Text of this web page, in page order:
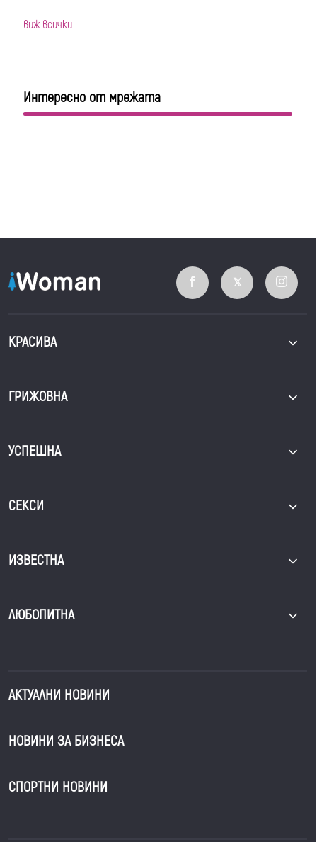
виж всички
Интересно от мрежата
КРАСИВА
ГРИЖОВНА
УСПЕШНА
СЕКСИ
ИЗВЕСТНА
ЛЮБОПИТНА
АКТУАЛНИ НОВИНИ
НОВИНИ ЗА БИЗНЕСА
СПОРТНИ НОВИНИ